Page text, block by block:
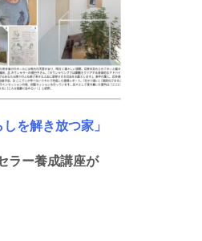
を解き放つ家」
ラー養成講座が